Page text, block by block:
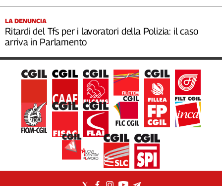
LA DENUNCIA
Ritardi del Tfs per i lavoratori della Polizia: il caso
arriva in Parlamento